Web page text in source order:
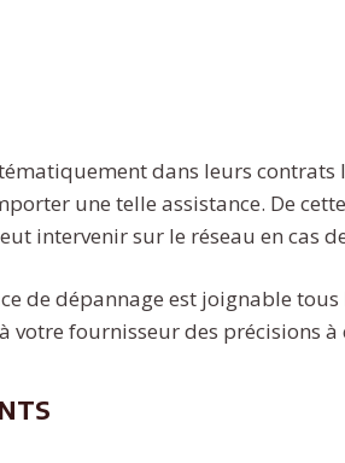
dans leurs contrats
une telle assistance. De
intervenir sur le réseau en cas
de dépannage est joignable
votre fournisseur des précisions à